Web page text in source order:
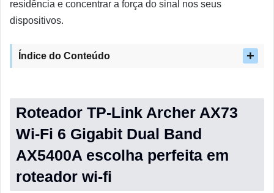
residência e concentrar a força do sinal nos seus
dispositivos.
Índice do Conteúdo
Roteador TP-Link Archer AX73
Wi-Fi 6 Gigabit Dual Band
AX5400A escolha perfeita em
roteador wi-fi